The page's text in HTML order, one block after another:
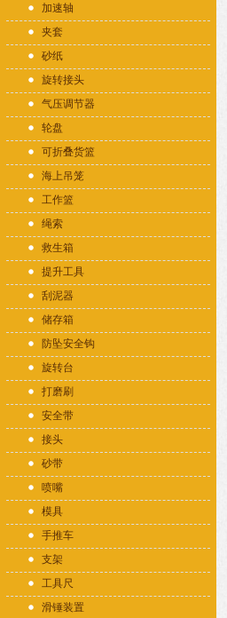
加速轴
夹套
砂纸
旋转接头
气压调节器
轮盘
可折叠货篮
海上吊笼
工作篮
绳索
救生箱
提升工具
刮泥器
储存箱
防坠安全钩
旋转台
打磨刷
安全带
接头
砂带
喷嘴
模具
手推车
支架
工具尺
滑锤装置